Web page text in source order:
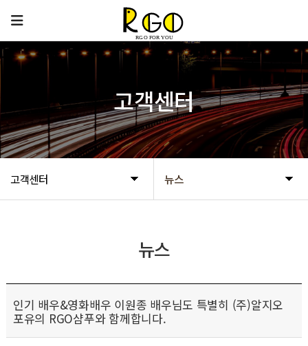
고객센터 뉴스
고객센터
뉴스
인기 배우&영화배우 이원종 배우님도 특별히 (주)알지오
포유의 RGO샴푸와 함께합니다.